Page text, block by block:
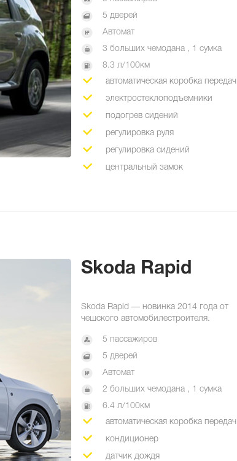
5 дверей
Автомат
3 больших чемодана , 1 сумка
8.3 л/100км
автоматическая коробка передач
электростеклоподъемники
подогрев сидений
регулировка руля
регулировка сидений
центральный замок
Skoda Rapid
Skoda Rapid — новинка 2014 года от
чешского автомобилестроителя.
5 пассажиров
5 дверей
Автомат
2 больших чемодана , 1 сумка
6.4 л/100км
автоматическая коробка передач
кондиционер
датчик дождя